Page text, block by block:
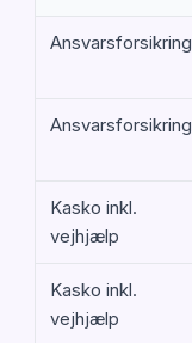
Ansvarsforsikring
Ansvarsforsikring
Kasko inkl.
vejhjælp
Kasko inkl.
vejhjælp